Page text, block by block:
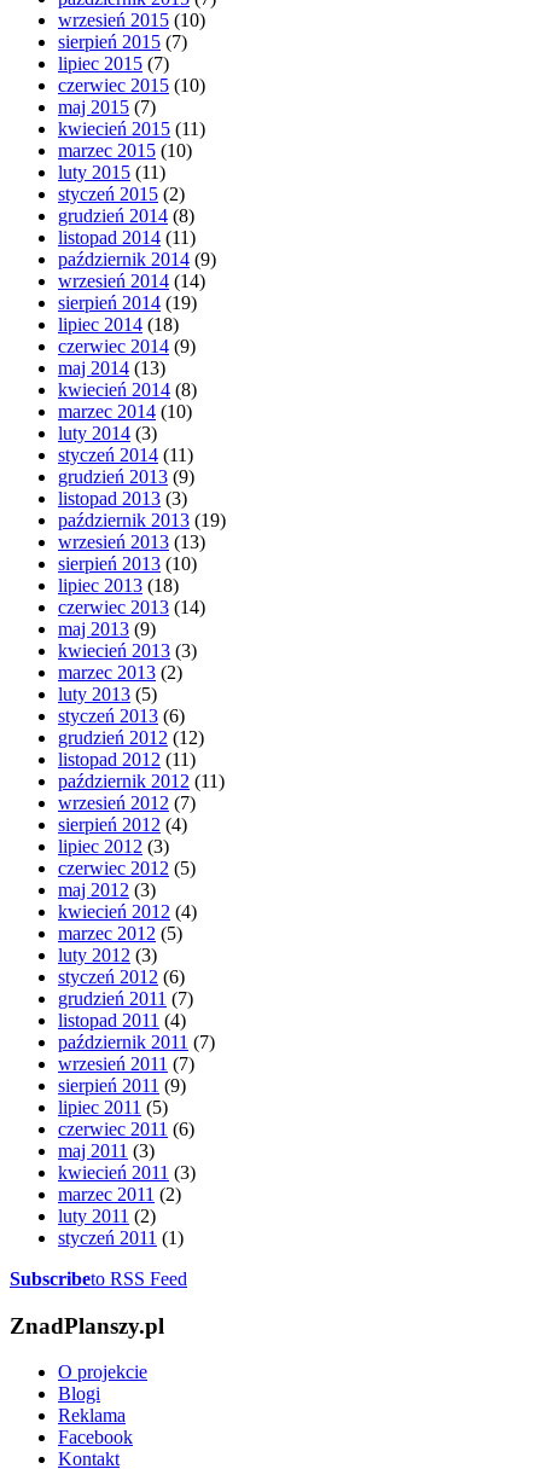
wrzesień 2015 (10)
sierpień 2015 (7)
lipiec 2015 (7)
czerwiec 2015 (10)
maj 2015 (7)
kwiecień 2015 (11)
marzec 2015 (10)
luty 2015 (11)
styczeń 2015 (2)
grudzień 2014 (8)
listopad 2014 (11)
październik 2014 (9)
wrzesień 2014 (14)
sierpień 2014 (19)
lipiec 2014 (18)
czerwiec 2014 (9)
maj 2014 (13)
kwiecień 2014 (8)
marzec 2014 (10)
luty 2014 (3)
styczeń 2014 (11)
grudzień 2013 (9)
listopad 2013 (3)
październik 2013 (19)
wrzesień 2013 (13)
sierpień 2013 (10)
lipiec 2013 (18)
czerwiec 2013 (14)
maj 2013 (9)
kwiecień 2013 (3)
marzec 2013 (2)
luty 2013 (5)
styczeń 2013 (6)
grudzień 2012 (12)
listopad 2012 (11)
październik 2012 (11)
wrzesień 2012 (7)
sierpień 2012 (4)
lipiec 2012 (3)
czerwiec 2012 (5)
maj 2012 (3)
kwiecień 2012 (4)
marzec 2012 (5)
luty 2012 (3)
styczeń 2012 (6)
grudzień 2011 (7)
listopad 2011 (4)
październik 2011 (7)
wrzesień 2011 (7)
sierpień 2011 (9)
lipiec 2011 (5)
czerwiec 2011 (6)
maj 2011 (3)
kwiecień 2011 (3)
marzec 2011 (2)
luty 2011 (2)
styczeń 2011 (1)
Subscribeto RSS Feed
ZnadPlanszy.pl
O projekcie
Blogi
Reklama
Facebook
Kontakt